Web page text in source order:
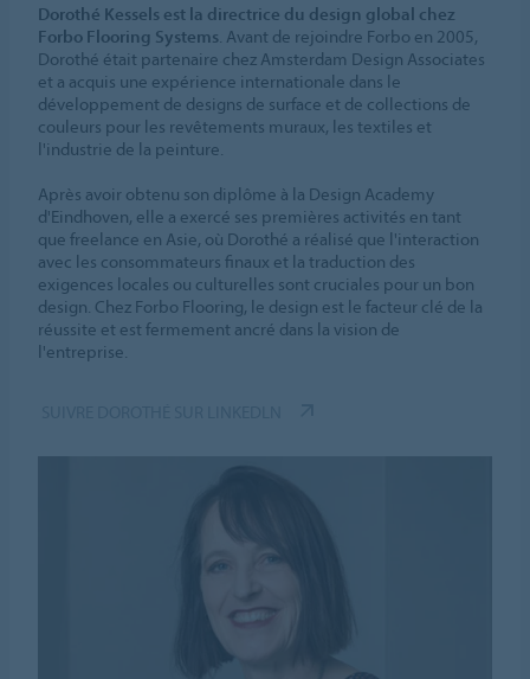
Dorothé Kessels est la directrice du design global chez
Forbo Flooring Systems . Avant de rejoindre Forbo en 2005,
Dorothé était partenaire chez Amsterdam Design Associates
et a acquis une expérience internationale dans le
développement de designs de surface et de collections de
couleurs pour les revêtements muraux, les textiles et
l'industrie de la peinture.
Après avoir obtenu son diplôme à la Design Academy
d'Eindhoven, elle a exercé ses premières activités en tant
que freelance en Asie, où Dorothé a réalisé que l'interaction
avec les consommateurs finaux et la traduction des
exigences locales ou culturelles sont cruciales pour un bon
design. Chez Forbo Flooring, le design est le facteur clé de la
réussite et est fermement ancré dans la vision de
l'entreprise.